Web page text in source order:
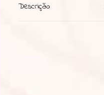
Descrição